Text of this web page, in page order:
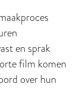
en sprak
film komen
over hun